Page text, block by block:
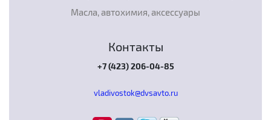
Масла, автохимия, аксессуары
Контакты
+7 (423) 206-04-85
vladivostok@dvsavto.ru